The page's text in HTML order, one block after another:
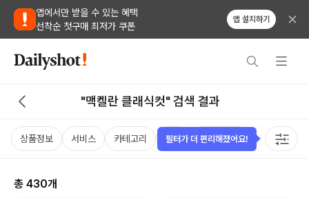
앱에서만 받을 수 있는 혜택
선착순 첫구매 최저가 쿠폰
앱 설치하기
"맥켈란 클래식컷" 검색 결과
상품정보 서비스 카테고리 가격 비비노점수 국가 용량
총 430개
필터가 더 편리해졌어요!